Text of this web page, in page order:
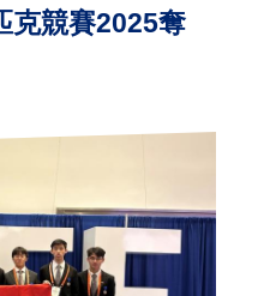
克競賽2025奪